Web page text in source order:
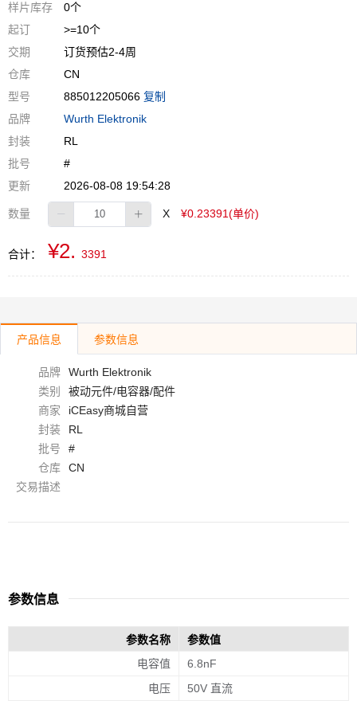
样片库存
0个
起订
>=10个
交期
订货预估2-4周
仓库
CN
型号
885012205066 复制
品牌
Wurth Elektronik
封装
RL
批号
#
更新
2026-08-08 19:54:28
数量 X ¥0.23391(单价)
合计： ¥2. 3391
产品信息 参数信息
品牌
Wurth Elektronik
类别
被动元件/电容器/配件
商家
iCEasy商城自营
封装
RL
批号
#
仓库
CN
交易描述
参数信息
参数名称
参数值
电容值
6.8nF
电压
50V 直流